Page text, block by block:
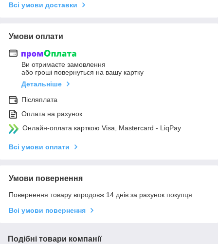
Всі умови доставки
Умови оплати
Ви отримаєте замовлення
або гроші повернуться на вашу картку
Детальніше
Післяплата
Оплата на рахунок
Онлайн-оплата карткою Visa, Mastercard - LiqPay
Всі умови оплати
Умови повернення
Повернення товару впродовж 14 днів за рахунок покупця
Всі умови повернення
Подібні товари компанії